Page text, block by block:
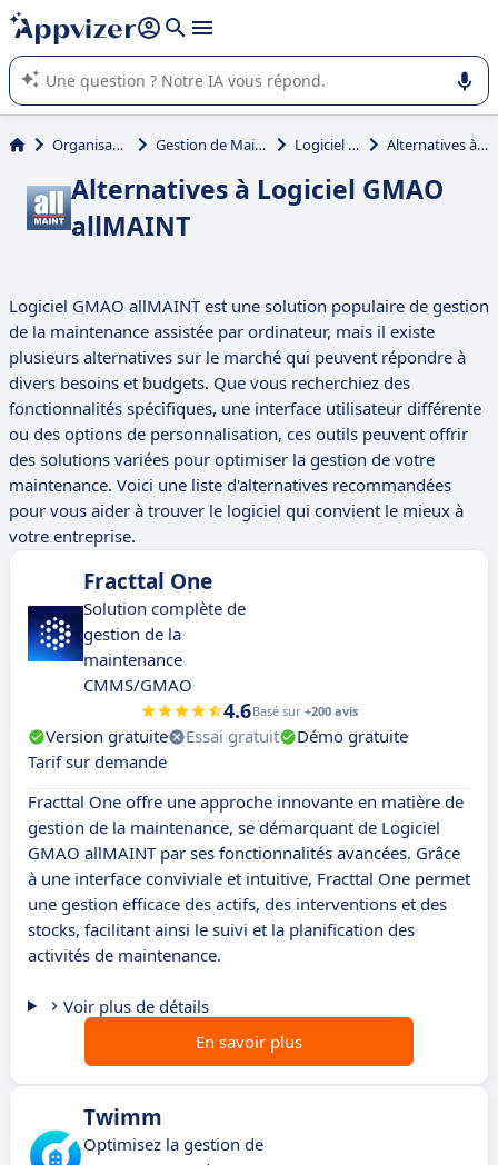
répondre (plusieurs lignes avec
L'IA de Appvizer vous guide dans l'utilisation ou la sélection de
logiciel SaaS en entreprise.
Organisation et planification Gestion de Maintenance Assistée par Ordinateur (GMAO) Logiciel GMAO allMAINT Alternatives à Logiciel GMAO allMAINT
Alternatives à Logiciel GMAO
allMAINT
Logiciel GMAO allMAINT est une solution populaire de gestion
de la maintenance assistée par ordinateur, mais il existe
plusieurs alternatives sur le marché qui peuvent répondre à
divers besoins et budgets. Que vous recherchiez des
fonctionnalités spécifiques, une interface utilisateur différente
ou des options de personnalisation, ces outils peuvent offrir
des solutions variées pour optimiser la gestion de votre
maintenance. Voici une liste d'alternatives recommandées
pour vous aider à trouver le logiciel qui convient le mieux à
votre entreprise.
Fracttal One
Solution complète de
gestion de la
maintenance
CMMS/GMAO
4.6Basé sur +200 avis
Version gratuite Essai gratuit
Démo gratuite
Tarif sur demande
Fracttal One offre une approche innovante en matière de
gestion de la maintenance, se démarquant de Logiciel
GMAO allMAINT par ses fonctionnalités avancées. Grâce
à une interface conviviale et intuitive, Fracttal One permet
une gestion efficace des actifs, des interventions et des
stocks, facilitant ainsi le suivi et la planification des
activités de maintenance.
Voir plus de détails
En savoir plus
Twimm
Optimisez la gestion de